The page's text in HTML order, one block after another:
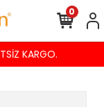
KARGO.
0